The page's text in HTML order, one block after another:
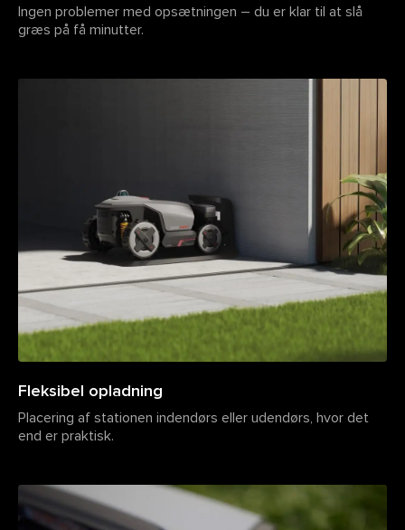
Ingen problemer med opsætningen – du er klar til at slå
græs på få minutter.
Fleksibel opladning
Placering af stationen indendørs eller udendørs, hvor det
end er praktisk.